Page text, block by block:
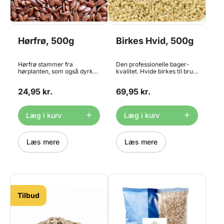
Hørfrø, 500g
Hørfrø stammer fra
hørplanten, som også dyrkes
sunde, flerumættede
kostfibre, nemlig 28 gram
fibre pr. 100g frø. Hørfrø er
velegnede til bagværk som
grovbrød, Stenalderbrød og
knækbrød samt i müsli og
granola. Pose med 500g
24,95 kr.
Læg i kurv
Læs mere
Birkes Hvid, 500g
Den professionelle bager-
kvalitet. Hvide birkes til brug
rundstykker og franskbrød.
smagen end blå birkes. Pose
med 500g
69,95 kr.
Læg i kurv
Læs mere
Tilbud